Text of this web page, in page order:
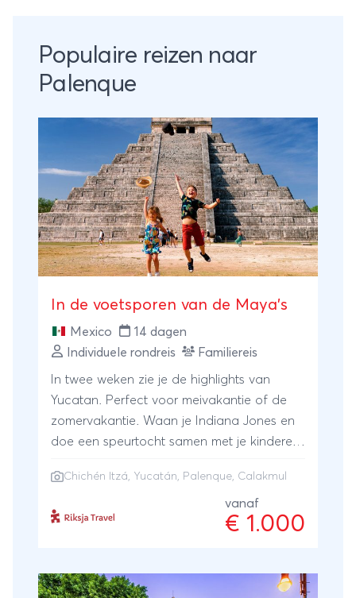
Populaire reizen naar
Palenque
In de voetsporen van de Maya’s
Mexico
14 dagen
Individuele rondreis
Familiereis
In twee weken zie je de highlights van
Yucatan. Perfect voor meivakantie of de
zomervakantie. Waan je Indiana Jones en
doe een speurtocht samen met je kinderen
als Freek in het wild op zoek naar dieren in
de jungle bij Palenque en Calakmul. Snorkel
met schildpadden vanaf de witte stranden
Chichén Itzá, Yucatán, Palenque, Calakmul
vanaf
€ 1.000